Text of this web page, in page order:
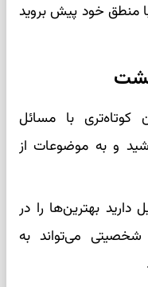
منطق خود پیش بروید
کوتاه‌تری با مسائل
و به موضوعات از
دارید بهترین‌ها را در
شخصیتی می‌تواند به